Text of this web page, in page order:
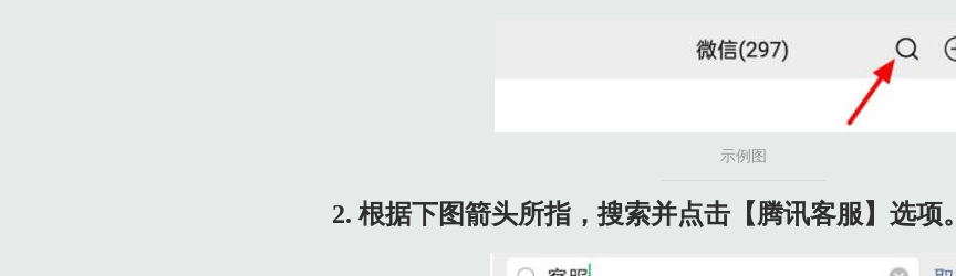
示例图
2. 根据下图箭头所指，搜索并点击【腾讯客服】选项。